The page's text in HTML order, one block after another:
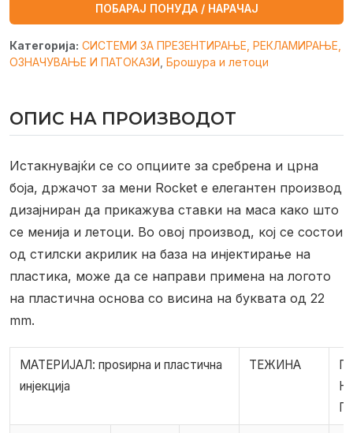
ПОБАРАЈ ПОНУДА / НАРАЧАЈ
Категорија: СИСТЕМИ ЗА ПРЕЗЕНТИРАЊЕ, РЕКЛАМИРАЊЕ,
ОЗНАЧУВАЊЕ И ПАТОКАЗИ Брошура и летоци
ОПИС НА ПРОИЗВОДОТ
Истакнувајќи се со опциите за сребрена и црна
боја, држачот за мени Rocket е елегантен производ
дизајниран да прикажува ставки на маса како што
се менија и летоци. Во овој производ, кој се состои
од стилски акрилик на база на инјектирање на
пластика, може да се направи примена на логото
на пластична основа со висина на буквата од 22
mm.
МАТЕРИЈАЛ: проѕирна и пластична
инјекција
ТЕЖИНА